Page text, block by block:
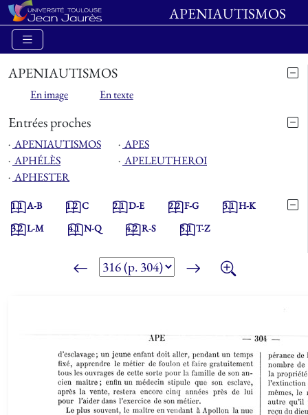
APENIAUTISMOS
APENIAUTISMOS
En image En texte
Entrées proches
⋅ APENIAUTISMOS ⋅ APES
⋅ APHÉLÈS ⋅ APELEUTHEROI
⋅ APHESTER
1.1A-B 1.2C 2.1D-E 2.2F-G 3.1H-K
3.2L-M 4.1N-Q 4.2R-S 5.1T-Z